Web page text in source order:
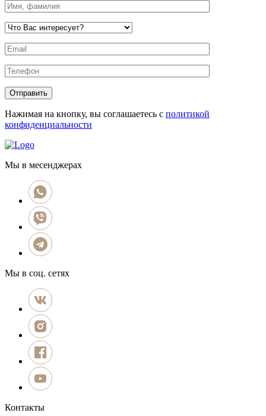
Нажимая на кнопку, вы соглашаетесь с политикой
конфиденциальности
Мы в месенджерах
Мы в соц. сетях
Контакты